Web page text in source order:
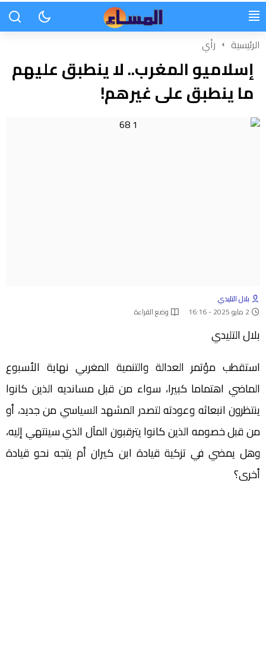
الرئيسية رأي
إسلاميو المغرب.. لا ينطبق عليهم
ما ينطبق على غيرهم!
بلال التليدي
2 مايو 2025 - 16:16
وضع القراءة
بلال التليدي
استقطب مؤتمر العدالة والتنمية المغربي نهاية الأسبوع
الماضي اهتماما كبيرا، سواء من قبل مسانديه الذين كانوا
ينتظرون انبعاثه وعودته لتصدر المشهد السياسي من جديد، أو
من قبل خصومه الذين كانوا يترقبون المآل الذي سينتهي إليه،
وهل يمضي في تزكية قيادة ابن كيران أم يتجه نحو قيادة
أخرى؟